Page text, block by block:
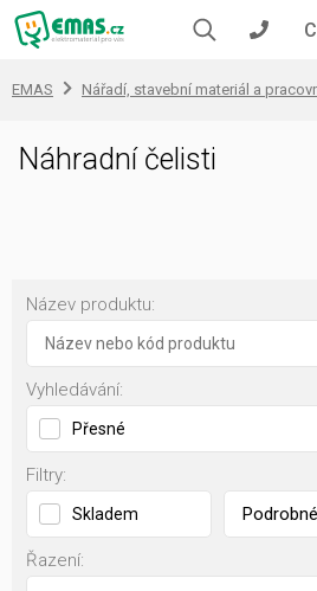
EMAS Nářadí, stavební materiál a
Náhradní čelisti
Název produktu:
Vyhledávání:
Přesné
Filtry:
Skladem
Řazení: